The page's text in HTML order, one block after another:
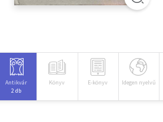
Antikvár
2 db
Könyv E-könyv Idegen nyelvű